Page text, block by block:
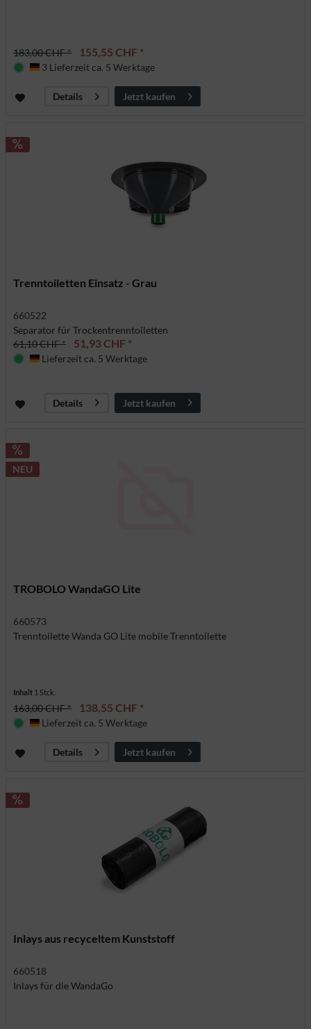
183,00 CHF * 155,55 CHF *
Deutschland
3 Lieferzeit ca. 5 Werktage
Details Jetzt kaufen
Trenntoiletten Einsatz - Grau
660522
Separator für Trockentrenntoiletten
61,10 CHF *
51,93 CHF *
Deutschland
Lieferzeit ca. 5 Werktage
Details Jetzt kaufen
NEU
TROBOLO WandaGO Lite
660573
Trenntoilette Wanda GO Lite mobile Trenntoilette
Inhalt 1 Stck.
163,00 CHF * 138,55 CHF *
Deutschland
Lieferzeit ca. 5 Werktage
Details Jetzt kaufen
Inlays aus recyceltem Kunststoff
660518
Inlays für die WandaGo